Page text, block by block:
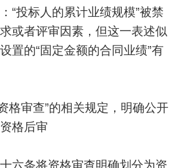
“投标人的累计业绩规模”被禁
或者评审因素，但这一表述似
置的“固定金额的合同业绩”有
格审查”的相关规定，明确公开
格后审
六条将资格审查明确划分为资